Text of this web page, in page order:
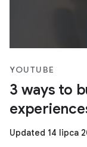
YOUTUBE
3 ways to
Updated 14 lipca